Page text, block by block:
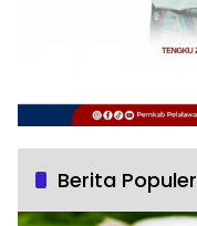
Berita Populer